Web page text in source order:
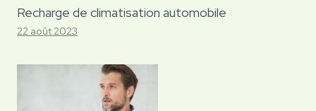
Recharge de climatisation automobile
22 août 2023